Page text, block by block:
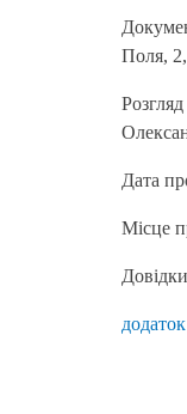
Поля,
Дата
Місце
додаток